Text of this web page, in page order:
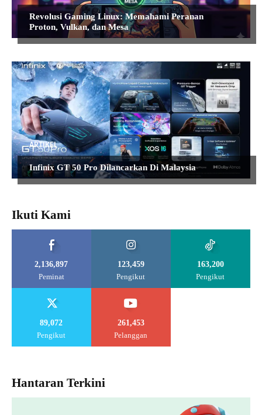
Revolusi Gaming Linux: Memahami Peranan
Proton, Vulkan, dan Mesa
ARTIKEL
Infinix GT 50 Pro Dilancarkan Di Malaysia
Ikuti Kami
2,136,897
Peminat
123,459
Pengikut
163,200
Pengikut
89,072
Pengikut
261,453
Pelanggan
Hantaran Terkini